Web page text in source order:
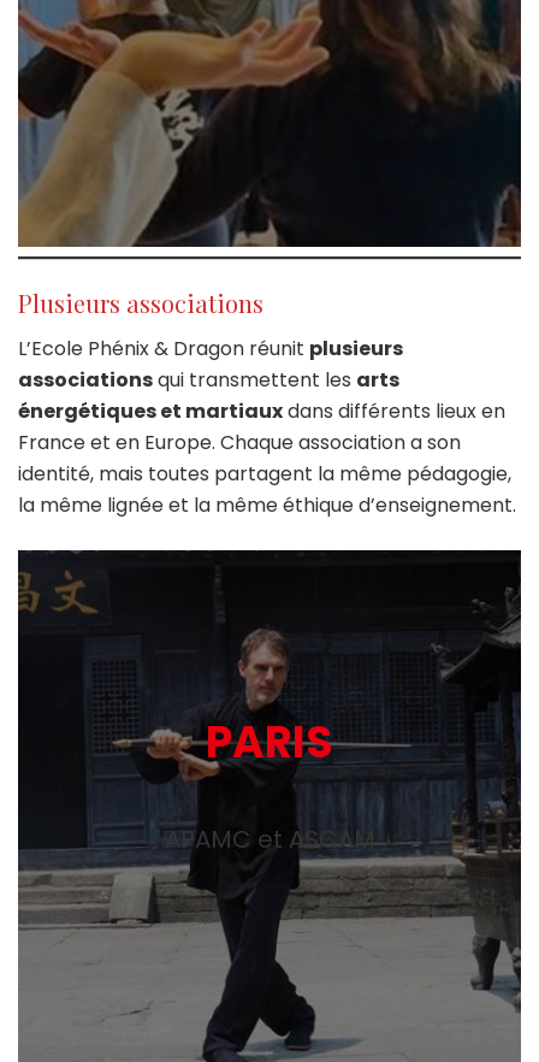
Plusieurs associations
L’Ecole Phénix & Dragon réunit plusieurs
associationsqui transmettent les arts
énergétiques et martiauxdans différents lieux en
France et en Europe. Chaque association a son
identité, mais toutes partagent la même pédagogie,
la même lignée et la même éthique d’enseignement.
PARIS
APAMC et ASCAM